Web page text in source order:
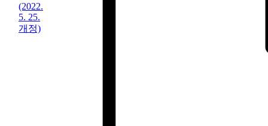
(2022.
5. 25.
개정)